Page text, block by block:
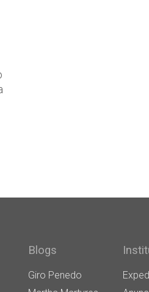
Blogs
Giro Penedo